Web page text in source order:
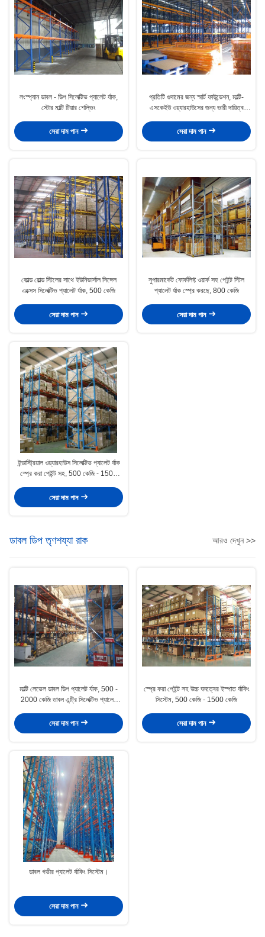
লংস্প্যান ডাবল - ডিপ সিলেক্টিভ প্যালেট র্যাক,
স্টোর মাল্টি টিয়ার শেল্ভিং
সেরা দাম পান
প্রতিটি গুদামের জন্য স্মার্ট ফাউন্ডেশন, মাল্টি-
এসকেইউ ওয়্যারহাউসের জন্য ভারী দায়িত্ব
সেরা দাম পান
কোল্ড রোল্ড স্টিলের সাথে ইউনিভার্সাল সিঙ্গেল
এক্সেস সিলেক্টিভ প্যালেট র্যাক, 500 কেজি
সেরা দাম পান
সুপারমার্কেট ফোর্কলিফ্ট ওয়ার্ক সহ পেইন্ট স্টিল
প্যালেট র্যাক স্প্রে করছে, 800 কেজি
সেরা দাম পান
ইন্ডাস্ট্রিয়াল ওয়্যারহাউস সিলেক্টিভ প্যালেট র্যাক
স্প্রে করা পেইন্ট সহ, 500 কেজি - 1500
সেরা দাম পান
ডাবল ডিপ তৃণশয্যা রাক আরও দেখুন >>
মাল্টি লেভেল ডাবল ডিপ প্যালেট র্যাক, 500 -
2000 কেজি ডাবল এন্ট্রি সিলেক্টিভ প্যালেট
সেরা দাম পান
স্প্রে করা পেইন্ট সহ উচ্চ ঘনত্বের ইস্পাত র্যাকিং
সিস্টেম, 500 কেজি - 1500 কেজি
সেরা দাম পান
ডাবল গভীর প্যালেট র্যাকিং সিস্টেম।
সেরা দাম পান